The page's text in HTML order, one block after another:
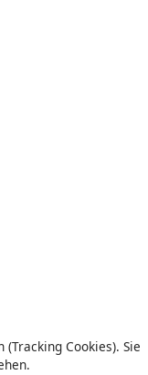
Cookies). Sie